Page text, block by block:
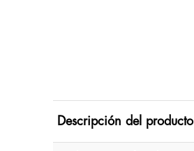
Descripción del producto